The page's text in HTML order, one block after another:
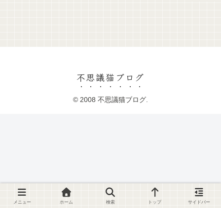
不思議猫ブログ
© 2008 不思議猫ブログ.
メニュー ホーム 検索 トップ サイドバー